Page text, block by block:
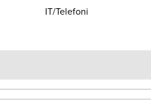
IT/Telefoni